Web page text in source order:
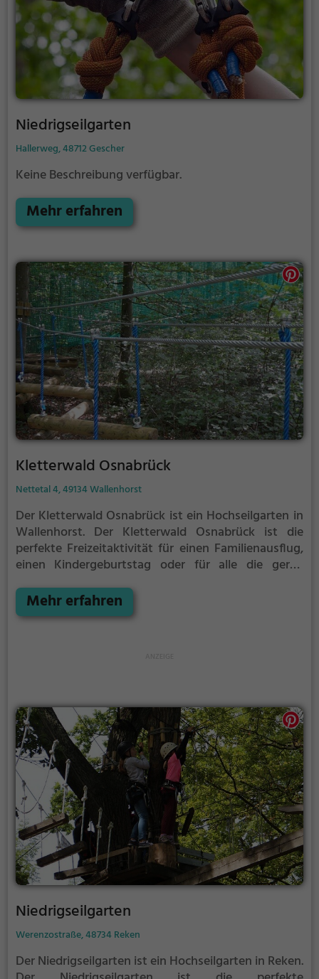
Niedrigseilgarten
Hallerweg, 48712 Gescher
Keine Beschreibung verfügbar.
Mehr erfahren
Kletterwald Osnabrück
Nettetal 4, 49134 Wallenhorst
Der Kletterwald Osnabrück ist ein Hochseilgarten in
Wallenhorst. Der Kletterwald Osnabrück ist die
perfekte Freizeitaktivität für einen Familienausflug,
einen Kindergeburtstag oder für alle die gerne
dem Erdboden erwartet dich eine Welt voller
Abenteuer und Erlebnis. Der Kletterwald Osnabrück
Mehr erfahren
Niedrigseilgarten
Werenzostraße, 48734 Reken
Der Niedrigseilgarten ist ein Hochseilgarten in Reken.